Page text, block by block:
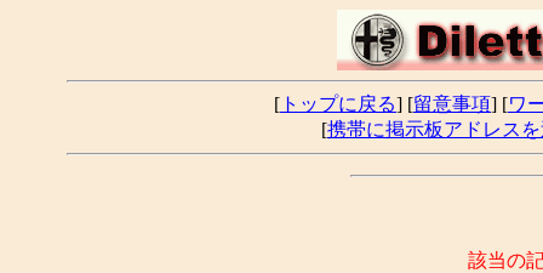
[ トップに戻る] [留意事項] [ワ
[携帯に掲示板アドレス
該当の